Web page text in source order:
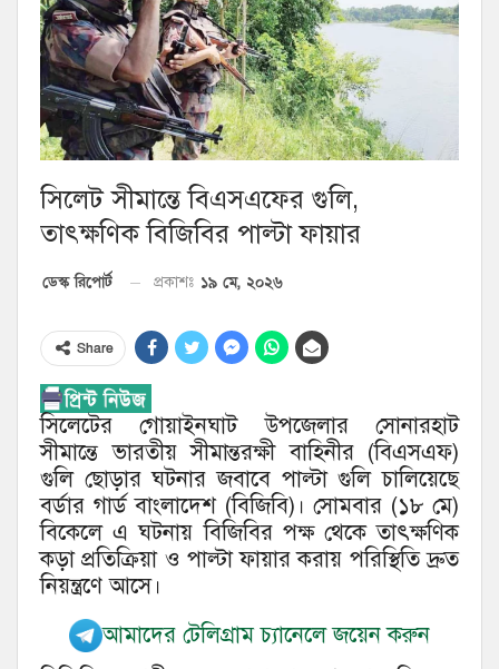
সিলেট সীমান্তে বিএসএফের গুলি,
তাৎক্ষণিক বিজিবির পাল্টা ফায়ার
ডেস্ক রিপোর্ট প্রকাশঃ ১৯ মে, ২০২৬
Share
সিলেটের গোয়াইনঘাট উপজেলার সোনারহাট
সীমান্তে ভারতীয় সীমান্তরক্ষী বাহিনীর (বিএসএফ)
গুলি ছোড়ার ঘটনার জবাবে পাল্টা গুলি চালিয়েছে
বর্ডার গার্ড বাংলাদেশ (বিজিবি)। সোমবার (১৮ মে)
বিকেলে এ ঘটনায় বিজিবির পক্ষ থেকে তাৎক্ষণিক
কড়া প্রতিক্রিয়া ও পাল্টা ফায়ার করায় পরিস্থিতি দ্রুত
নিয়ন্ত্রণে আসে।
আমাদের টেলিগ্রাম চ্যানেলে জয়েন করুন